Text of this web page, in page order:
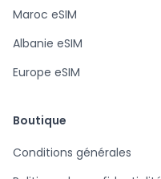
Maroc eSIM
Albanie eSIM
Europe eSIM
Boutique
Conditions générales